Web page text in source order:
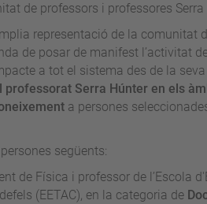
de professors i professores Serra
representació de la comunitat
de posar de manifest l’activitat
a tot el sistema des de la
professorat Serra Húnter en els
a persones
següents:
de Física i professor de l’Escola
(EETAC), en la categoria de